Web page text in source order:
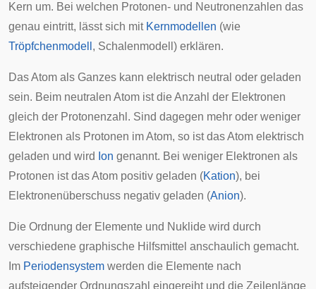
Kern um. Bei welchen Protonen- und Neutronenzahlen das
genau eintritt, lässt sich mit Kernmodellen (wie
Tröpfchenmodell , Schalenmodell ) erklären.
Das Atom als Ganzes kann elektrisch neutral oder geladen
sein. Beim neutralen Atom ist die Anzahl der Elektronen
gleich der Protonenzahl. Sind dagegen mehr oder weniger
Elektronen als Protonen im Atom, so ist das Atom elektrisch
geladen und wird Ion genannt. Bei weniger Elektronen als
Protonen ist das Atom positiv geladen (Kation), bei
Elektronenüberschuss negativ geladen (Anion).
Die Ordnung der Elemente und Nuklide wird durch
verschiedene graphische Hilfsmittel anschaulich gemacht.
Im Periodensystem werden die Elemente nach
aufsteigender Ordnungszahl eingereiht und die Zeilenlänge